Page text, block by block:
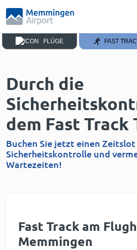
FLÜGE FAST
Durch die
dem Fast Track
Buchen Sie jetzt einen
Sicherheitskontrolle und
Wartezeiten!
Fast Track am
Memmingen